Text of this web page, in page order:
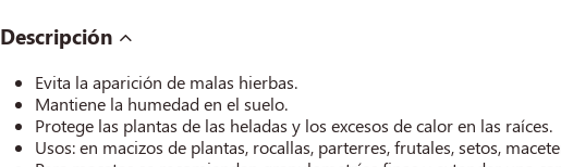
Descripción
Evita la aparición de malas hierbas.
Mantiene la humedad en el suelo.
Protege las plantas de las heladas y los excesos de calor en las raíces.
Usos: en macizos de plantas, rocallas, parterres, frutales, setos,